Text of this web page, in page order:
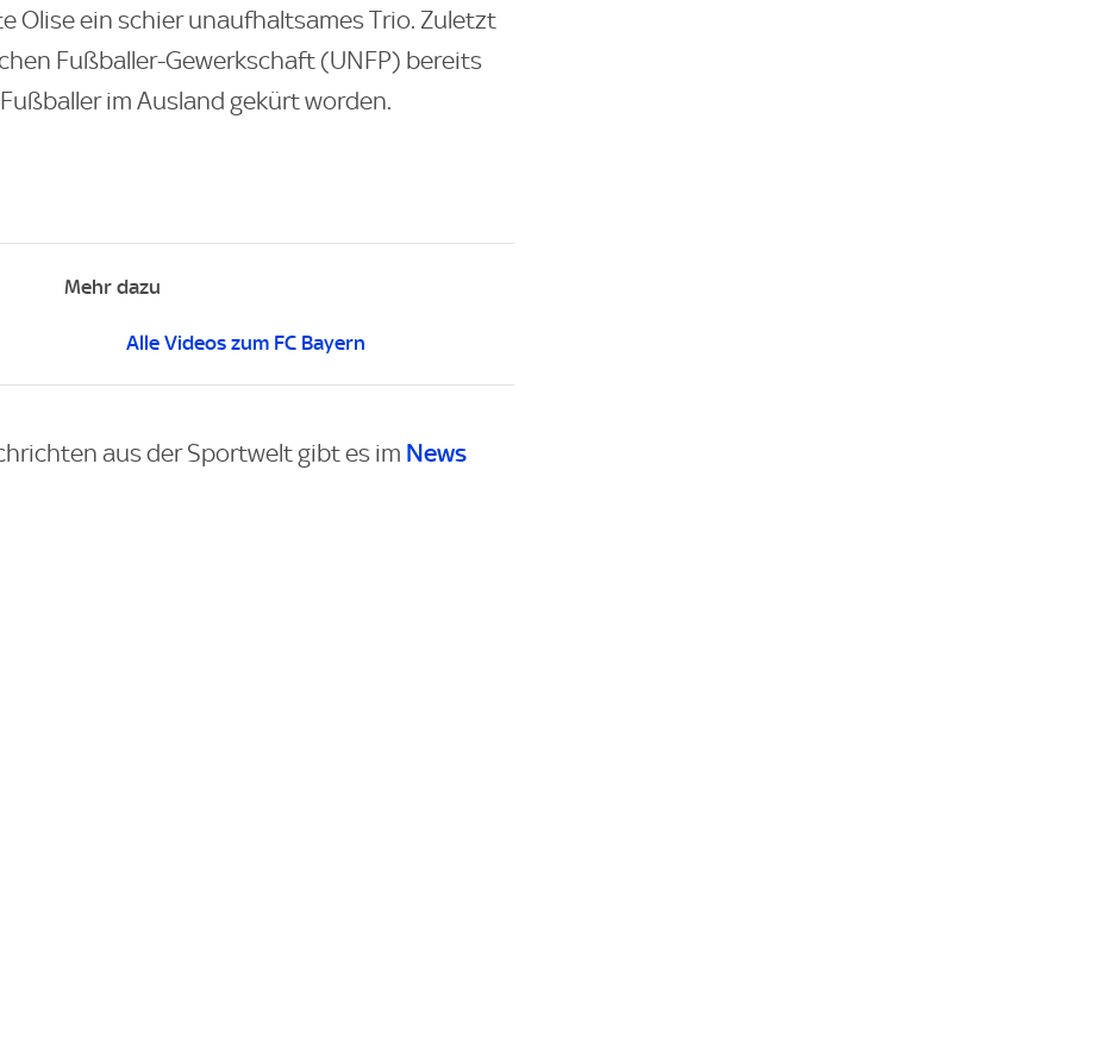
Olise ein schier unaufhaltsames Trio. Zuletzt
Fußballer-Gewerkschaft (UNFP) bereits
im Ausland gekürt worden.
Mehr dazu
Alle Videos zum FC Bayern
aus der Sportwelt gibt es im News